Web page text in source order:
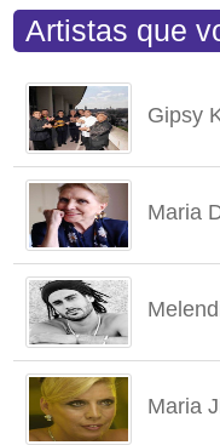
Artistas que
Gipsy
Maria
Maria